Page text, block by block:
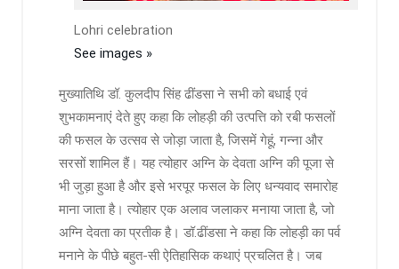
Lohri celebration
See images »
मुख्यातिथि डॉ. कुलदीप सिंह ढींडसा ने सभी को बधाई एवं
शुभकामनाएं देते हुए कहा कि लोहड़ी की उत्पत्ति को रबी फसलों
की फसल के उत्सव से जोड़ा जाता है, जिसमें गेहूं, गन्ना और
सरसों शामिल हैं। यह त्योहार अग्नि के देवता अग्नि की पूजा से
भी जुड़ा हुआ है और इसे भरपूर फसल के लिए धन्यवाद समारोह
माना जाता है। त्योहार एक अलाव जलाकर मनाया जाता है, जो
अग्नि देवता का प्रतीक है। डॉ.ढींडसा ने कहा कि लोहड़ी का पर्व
मनाने के पीछे बहुत-सी ऐतिहासिक कथाएं प्रचलित है। जब